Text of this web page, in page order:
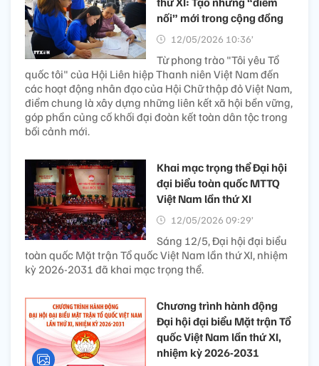
nối” mới trong cộng đồng
12/05/2026 10:36’
Từ phong trào "Tôi yêu Tổ
quốc tôi" của Hội Liên hiệp Thanh niên Việt Nam đến
các hoạt động nhân đạo của Hội Chữ thập đỏ Việt Nam,
điểm chung là xây dựng những liên kết xã hội bền vững,
góp phần củng cố khối đại đoàn kết toàn dân tộc trong
bối cảnh mới.
Khai mạc trọng thể Đại hội
đại biểu toàn quốc MTTQ
Việt Nam lần thứ XI
12/05/2026 09:29’
Sáng 12/5, Đại hội đại biểu
toàn quốc Mặt trận Tổ quốc Việt Nam lần thứ XI, nhiệm
kỳ 2026-2031 đã khai mạc trọng thể.
Chương trình hành động
Đại hội đại biểu Mặt trận Tổ
quốc Việt Nam lần thứ XI,
nhiệm kỳ 2026-2031